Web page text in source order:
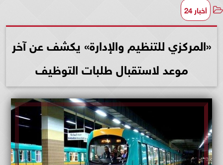
أخبار 24
«المركزي للتنظيم والإدارة» يكشف عن آخر
موعد لاستقبال طلبات التوظيف